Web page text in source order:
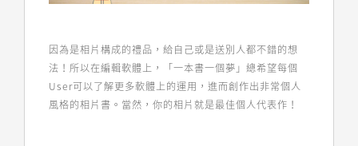
因為是相片構成的禮品，給自己或是送別人都不錯的想
法！所以在編輯軟體上，「一本書一個夢」總希望每個
User可以了解更多軟體上的運用，進而創作出非常個人
風格的相片書。當然，你的相片就是最佳個人代表作！